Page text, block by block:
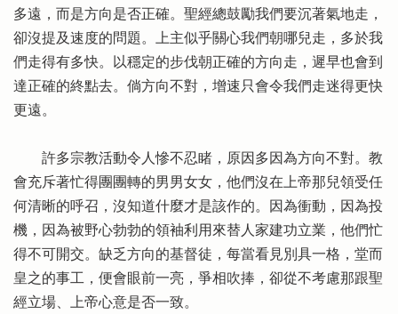
多遠，而是方向是否正確。聖經總鼓勵我們要沉著氣地走，
卻沒提及速度的問題。上主似乎關心我們朝哪兒走，多於我
們走得有多快。以穩定的步伐朝正確的方向走，遲早也會到
達正確的終點去。倘方向不對，增速只會令我們走迷得更快
更遠。
許多宗教活動令人慘不忍睹，原因多因為方向不對。教
會充斥著忙得團團轉的男男女女，他們沒在上帝那兒領受任
何清晰的呼召，沒知道什麼才是該作的。因為衝動，因為投
機，因為被野心勃勃的領袖利用來替人家建功立業，他們忙
得不可開交。缺乏方向的基督徒，每當看見別具一格，堂而
皇之的事工，便會眼前一亮，爭相吹捧，卻從不考慮那跟聖
經立場、上帝心意是否一致。